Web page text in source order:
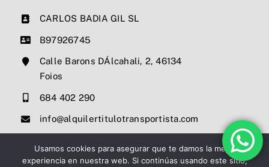
Precios
Contacto
CARLOS BADIA GIL SL
B97926745
Calle Barons DÁlcahali, 2, 46134
Foios
684 402 290
info@alquilertitulotransportista.com
Usamos cookies para asegurar que te damos la mejor
experiencia en nuestra web. Si continúas usando este sitio,